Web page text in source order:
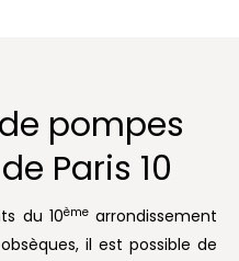
pompes
Paris 10
du 10èmearrondissement
il est possible de